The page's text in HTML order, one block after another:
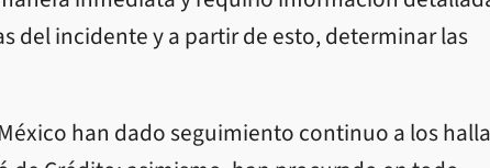
del incidente y a partir de esto, determinar las
han dado seguimiento continuo a los